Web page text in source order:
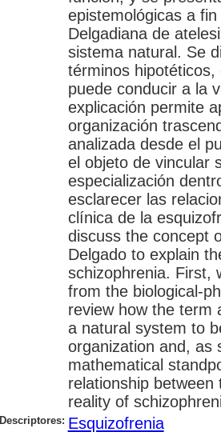
epistemológicas a
Delgadiana de
sistema natural. Se
términos
puede conducir a la
explicación permite
organización
analizada desde el
el objeto de vincular
especialización
esclarecer las
clínica de la
discuss the concept
Delgado to explain
schizophrenia. First,
from the biological-
review how the term
a natural system to
organization and, as
mathematical
relationship
reality of
Descriptores: Esquizofrenia